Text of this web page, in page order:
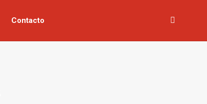
Contacto Buscar: